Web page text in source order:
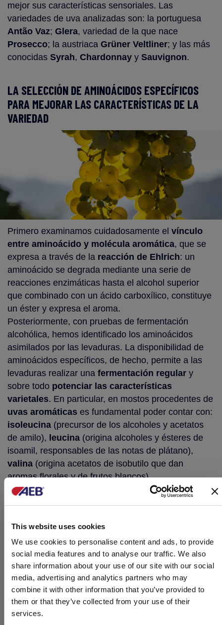
This website uses cookies
We use cookies to personalise content and ads, to provide
social media features and to analyse our traffic. We also
share information about your use of our site with our social
media, advertising and analytics partners who may
combine it with other information that you’ve provided to
them or that they’ve collected from your use of their
services.
mejor sus características sensoriales. Las
variedades de uva analizadas son: la portuguesa
Antão Vaz; Glera, variedad de la que nace
Prosecco; la austriaca Grüner Veltliner; y las más
conocidas Syrah, Chardonnay y Sauvignon.
LA SELECCIÓN DE AMINOÁCIDOS ESPECÍFICOS
PARA MEJORAR LAS CARACTERÍSTICAS DE LA
VARIEDAD
Primero examinamos cuidadosamente el vínculo
entre aminoácido y molécula aromática, que se
expresa a través de la reacción de Ehlrich: un
aminoácido se degrada mediante una serie de
reacciones enzimáticas hasta el alcohol superior
que combinado con un ácido carboxílico, constituye
un éster y expresa el aroma.
Posteriormente, con pruebas de fermentación
alcohólica, hemos identificado los aminoácidos
asimilados por las levaduras. La disponibilidad de
aminoácidos específicos, de hecho, permite a las
levaduras realizar una fermentación regular y
sobre todo potenciar las características
varietales. En particular, en mostos procedentes de
uvas aromáticas es fundamental poder contar con:
isoleucina (precursor de los alcoholes y acetatos
de amilo), leucina (origina alcoholes y ésteres de
isoamil, responsables de las notas de plátano),
valina (origina acetatos de isobutilo que dan
aromas florales y de frutos blancos).
Gracias a estas investigaciones, hemos podido
al identificado en las cepas analizadas.
LA GAMA DE LOS FERMOPLUS
VARIETALES AEB
Los nutrientes varietales de AEB surgen del estudio
de unas cepas aromáticas de perfil muy marcado,